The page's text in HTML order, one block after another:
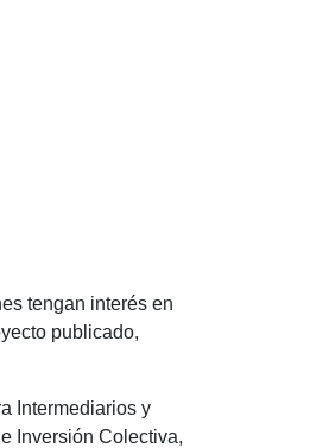
tengan interés en
publicado,
Intermediarios y
Inversión Colectiva,